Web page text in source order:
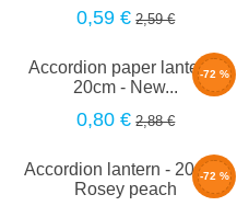
0,59 € 2,59 €
-72 %
Accordion paper lantern -
20cm - New...
0,80 € 2,88 €
-72 %
Accordion lantern - 20cm -
Rosey peach